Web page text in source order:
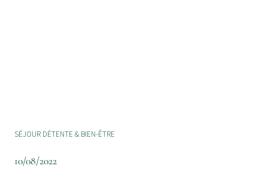
SÉJOUR DÉTENTE & BIEN-ÊTRE
10/08/2022